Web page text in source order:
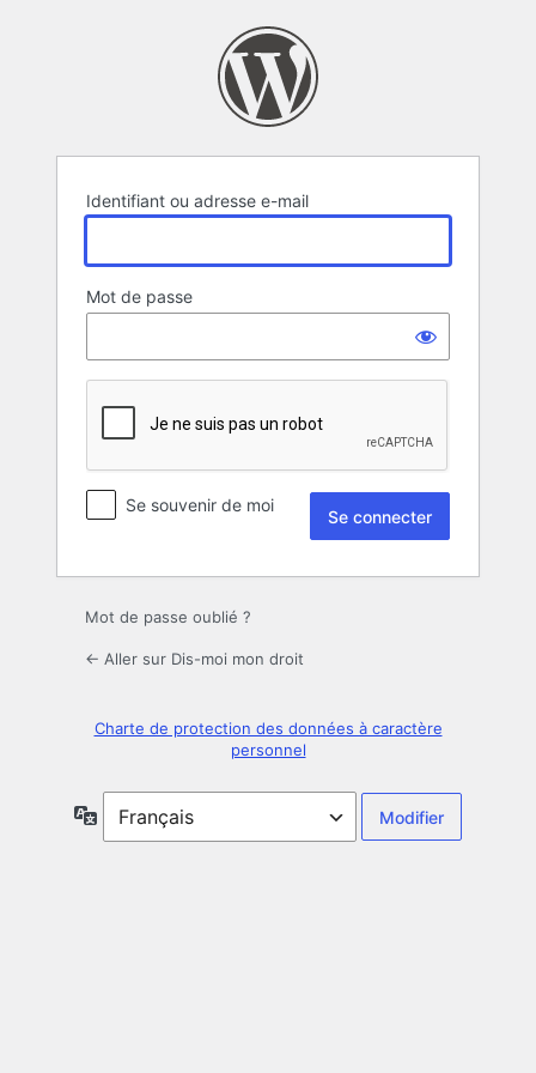
Identifiant ou adresse e-mail
Mot de passe
Se souvenir de moi
Mot de passe oublié ?
← Aller sur Dis-moi mon droit
Charte de protection des données à caractère
personnel
Langue